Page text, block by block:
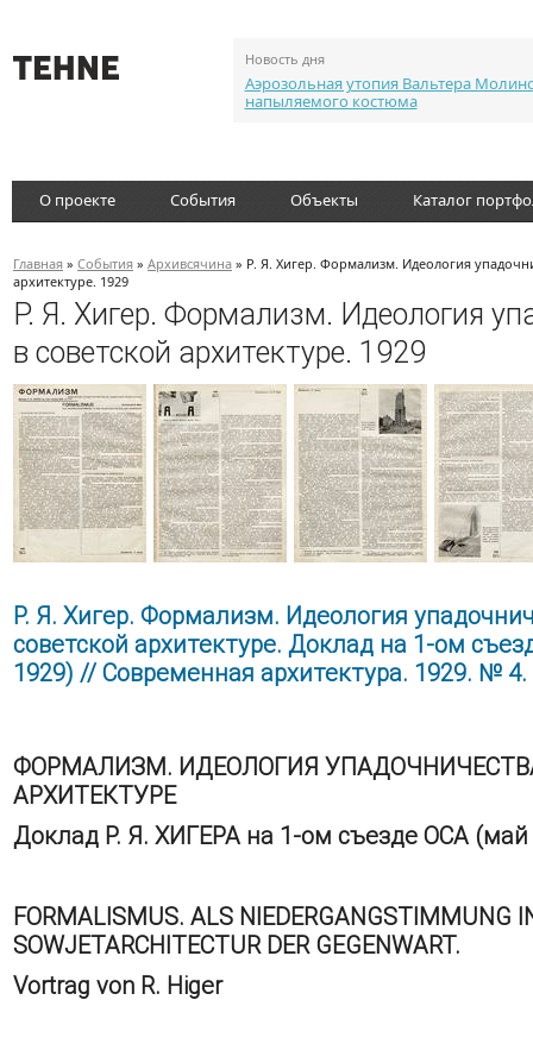
Новость дня
Аэрозольная утопия Вальтера
напыляемого костюма
О проекте События Объекты Каталог
Главная » События » Архивсячина » Р. Я. Хигер. Формализм. Идеология
архитектуре. 1929
Р. Я. Хигер. Формализм. Идеология
в советской архитектуре. 1929
Р. Я. Хигер. Формализм. Идеология
советской архитектуре. Доклад на 1-ом
1929) // Современная архитектура. 1929. №
ФОРМАЛИЗМ. ИДЕОЛОГИЯ
АРХИТЕКТУРЕ
Доклад Р. Я. ХИГЕРА на 1-ом съезде ОСА (май
FORMALISMUS. ALS NIEDERGANGSTIMMUNG
SOWJETARCHITECTUR DER GEGENWART.
Vortrag von R. Higer